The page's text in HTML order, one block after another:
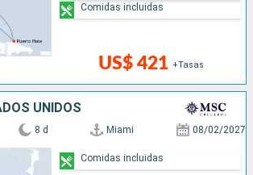
US$ 421 +Tasas
Comidas incluidas
UNIDOS
8 d Miami 08/02/2027
Comidas incluidas